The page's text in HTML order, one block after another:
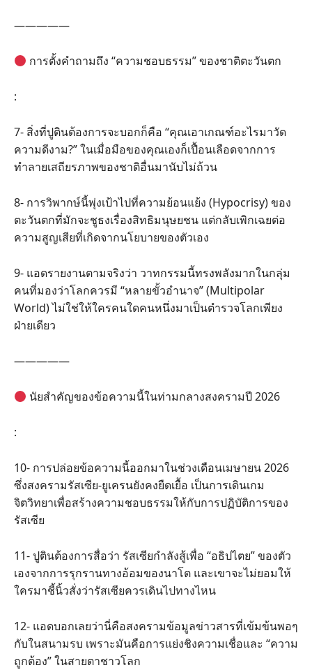
—————
การตั้งคำถามถึง “ความชอบธรรม” ของชาติตะวันตก
:
7- สิ่งที่ปูตินต้องการจะบอกก็คือ “คุณเอาเกณฑ์อะไรมาวัด
ความดีงาม?” ในเมื่อมือของคุณเองก็เปื้อนเลือดจากการ
ทำลายเสถียรภาพของชาติอื่นมานับไม่ถ้วน
8- การวิพากษ์นี้พุ่งเป้าไปที่ความย้อนแย้ง (Hypocrisy) ของ
ตะวันตกที่มักจะชูธงเรื่องสิทธิมนุษยชน แต่กลับเพิกเฉยต่อ
ความสูญเสียที่เกิดจากนโยบายของตัวเอง
9- แอดรายงานตามจริงว่า วาทกรรมนี้ทรงพลังมากในกลุ่ม
คนที่มองว่าโลกควรมี “หลายขั้วอำนาจ” (Multipolar
World) ไม่ใช่ให้ใครคนใดคนหนึ่งมาเป็นตำรวจโลกเพียง
ฝ่ายเดียว
—————
นัยสำคัญของข้อความนี้ในท่ามกลางสงครามปี 2026
:
10- การปล่อยข้อความนี้ออกมาในช่วงเดือนเมษายน 2026
ซึ่งสงครามรัสเซีย-ยูเครนยังคงยืดเยื้อ เป็นการเดินเกม
จิตวิทยาเพื่อสร้างความชอบธรรมให้กับการปฏิบัติการของ
รัสเซีย
11- ปูตินต้องการสื่อว่า รัสเซียกำลังสู้เพื่อ “อธิปไตย” ของตัว
เองจากการรุกรานทางอ้อมของนาโต และเขาจะไม่ยอมให้
ใครมาชี้นิ้วสั่งว่ารัสเซียควรเดินไปทางไหน
12- แอดบอกเลยว่านี่คือสงครามข้อมูลข่าวสารที่เข้มข้นพอๆ
กับในสนามรบ เพราะมันคือการแย่งชิงความเชื่อและ “ความ
ถูกต้อง” ในสายตาชาวโลก